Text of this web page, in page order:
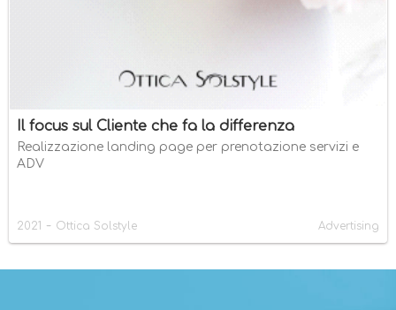
Il focus sul Cliente che fa la differenza
Realizzazione landing page per prenotazione servizi e
ADV
2021 - Ottica Solstyle Advertising